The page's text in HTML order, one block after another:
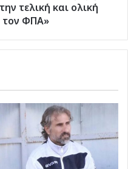
τελική και ολική
τον ΦΠΑ»